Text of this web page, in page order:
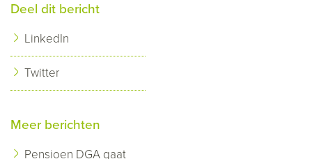
Deel dit bericht
LinkedIn
Twitter
Meer berichten
Pensioen DGA gaat